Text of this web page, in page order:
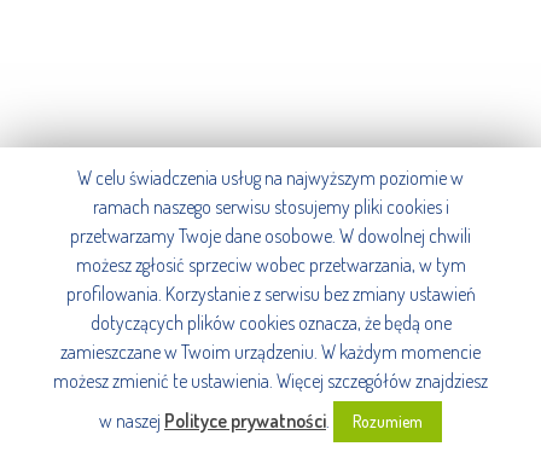
W celu świadczenia usług na najwyższym poziomie w
ramach naszego serwisu stosujemy pliki cookies i
przetwarzamy Twoje dane osobowe. W dowolnej chwili
możesz zgłosić sprzeciw wobec przetwarzania, w tym
profilowania. Korzystanie z serwisu bez zmiany ustawień
dotyczących plików cookies oznacza, że będą one
zamieszczane w Twoim urządzeniu. W każdym momencie
możesz zmienić te ustawienia. Więcej szczegółów znajdziesz
w naszej Polityce prywatności. Rozumiem